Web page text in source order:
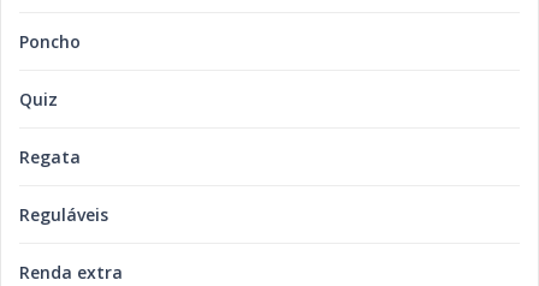
Poncho
Quiz
Regata
Reguláveis
Renda extra